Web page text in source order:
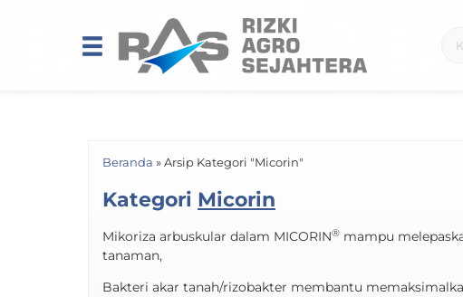
Beranda » Arsip Kategori "Micorin"
Kategori Micorin
Mikoriza arbuskular dalam MICORIN® mampu
tanaman,
Bakteri akar tanah/rizobakter membantu